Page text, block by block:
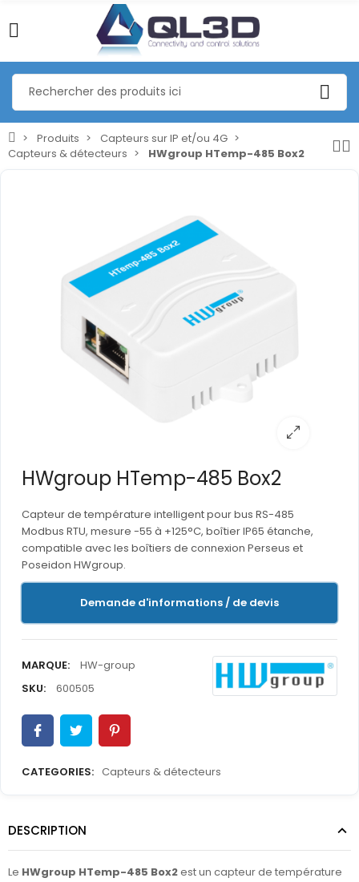
Produits
Capteurs sur IP et/ou 4G
Capteurs & détecteurs
HWgroup HTemp-485 Box2
HWgroup HTemp-485 Box2
Capteur de température intelligent pour bus RS-485
Modbus RTU, mesure -55 à +125°C, boîtier IP65 étanche,
compatible avec les boîtiers de connexion Perseus et
Poseidon HWgroup.
Demande d'informations / de devis
MARQUE:
HW-group
SKU:
600505
CATEGORIES: Capteurs & détecteurs
DESCRIPTION
Le HWgroup HTemp-485 Box2est un capteur de température